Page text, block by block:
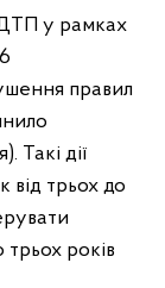
ДТП у рамках
правил
Такі дії
від трьох до
років